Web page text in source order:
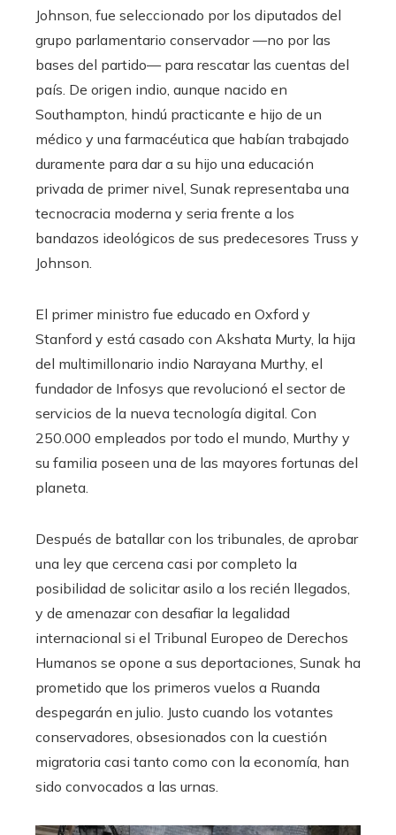
Johnson, fue seleccionado por los diputados del
grupo parlamentario conservador —no por las
bases del partido— para rescatar las cuentas del
país. De origen indio, aunque nacido en
Southampton, hindú practicante e hijo de un
médico y una farmacéutica que habían trabajado
duramente para dar a su hijo una educación
privada de primer nivel, Sunak representaba una
tecnocracia moderna y seria frente a los
bandazos ideológicos de sus predecesores Truss y
Johnson.
El primer ministro fue educado en Oxford y
Stanford y está casado con Akshata Murty, la hija
del multimillonario indio Narayana Murthy, el
fundador de Infosys que revolucionó el sector de
servicios de la nueva tecnología digital. Con
250.000 empleados por todo el mundo, Murthy y
su familia poseen una de las mayores fortunas del
planeta.
Después de batallar con los tribunales, de aprobar
una ley que cercena casi por completo la
posibilidad de solicitar asilo a los recién llegados,
y de amenazar con desafiar la legalidad
internacional si el Tribunal Europeo de Derechos
Humanos se opone a sus deportaciones, Sunak ha
prometido que los primeros vuelos a Ruanda
despegarán en julio. Justo cuando los votantes
conservadores, obsesionados con la cuestión
migratoria casi tanto como con la economía, han
sido convocados a las urnas.